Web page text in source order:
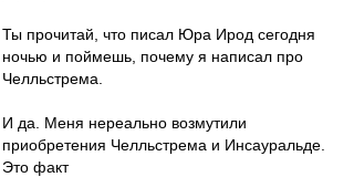
Ты прочитай, что писал Юра Ирод сегодня
ночью и поймешь, почему я написал про
Челльстрема.
И да. Меня нереально возмутили
приобретения Челльстрема и Инсауральде.
Это факт